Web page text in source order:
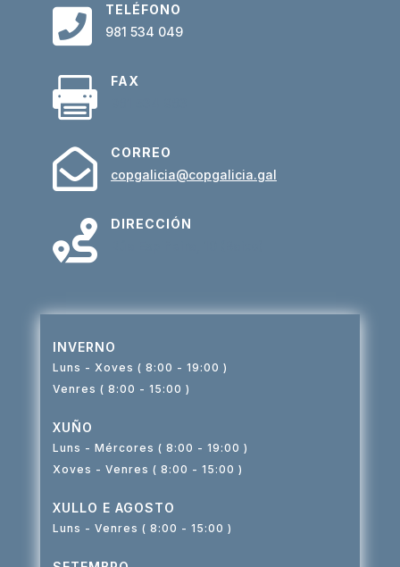

TELÉFONO
981 534 049

FAX

CORREO
copgalicia@copgalicia.gal

DIRECCIÓN
INVERNO
Luns - Xoves ( 8:00 - 19:00 )
Venres ( 8:00 - 15:00 )
XUÑO
Luns - Mércores ( 8:00 - 19:00 )
Xoves - Venres ( 8:00 - 15:00 )
XULLO E AGOSTO
Luns - Venres ( 8:00 - 15:00 )